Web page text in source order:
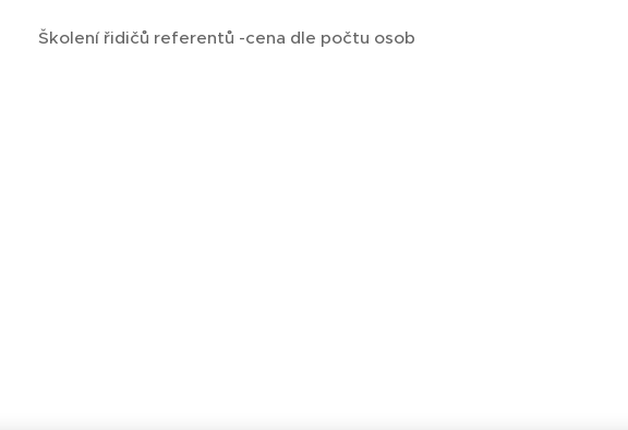
Školení řidičů referentů -cena dle počtu osob